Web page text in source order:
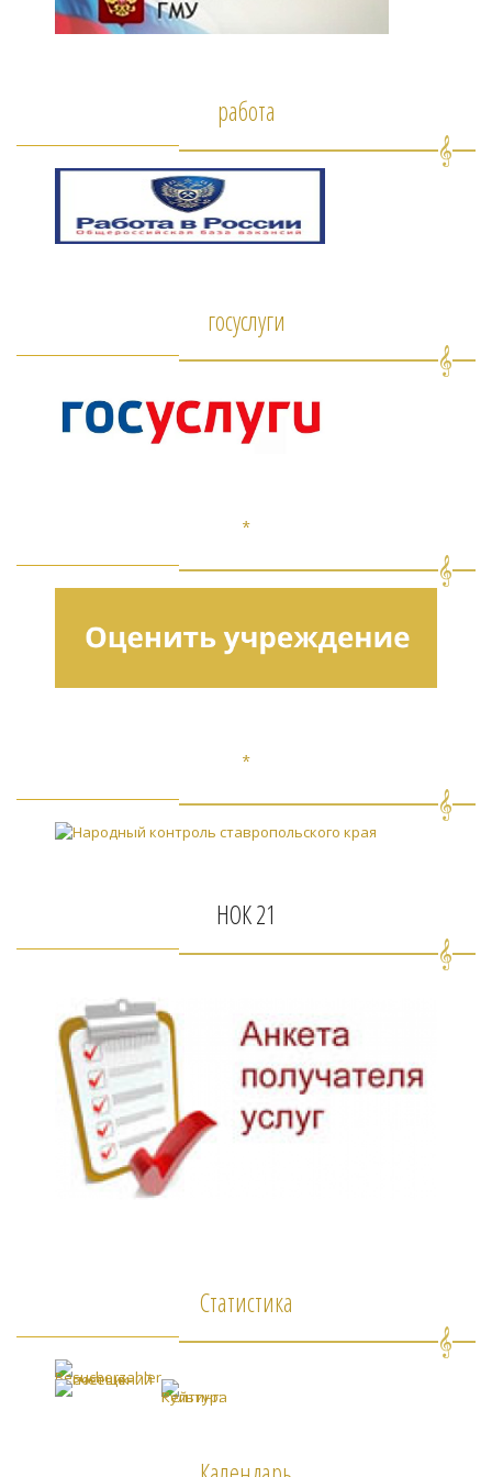
работа
госуслуги
*
*
НОК 21
Статистика